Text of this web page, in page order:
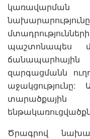
կառավարման
պաշտոնապես
զարգացմանն
Ծրագրով